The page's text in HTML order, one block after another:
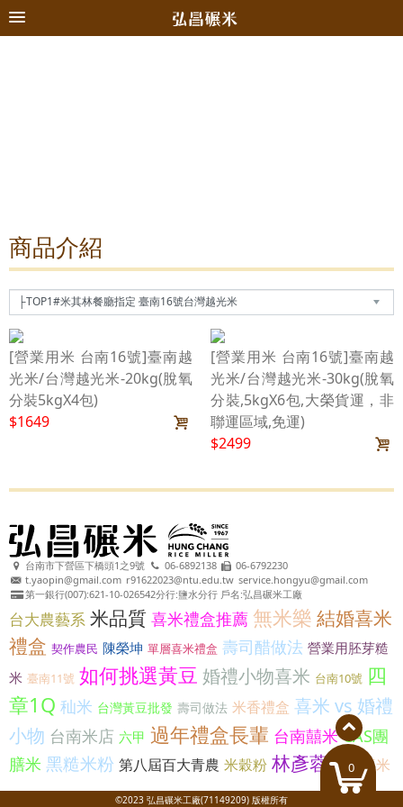
商品介紹
[營業用米 台南16號]臺南越
光米/台灣越光米-20kg(脫氧
分裝5kgX4包)
$1649
[營業用米 台南16號]臺南越
光米/台灣越光米-30kg(脫氧
分裝,5kgX6包,大榮貨運，非
聯運區域,免運)
$2499
台南市下營區下橋頭1之9號 06-6892138
06-6792230
t.yaopin@gmail.com r91622023@ntu.edu.tw service.hongyu@gmail.com
第一銀行(007):621-10-026542分行:鹽水分行 戶名:弘昌碾米工廠
台大農藝系 米品質 喜米禮盒推薦 無米樂 結婚喜米
禮盒 契作農民 陳榮坤 單層喜米禮盒 壽司醋做法 營業用胚芽糙
米 臺南11號 如何挑選黃豆 婚禮小物喜米 台南10號 四
章1Q 秈米 台灣黃豆批發 壽司做法 米香禮盒 喜米 vs 婚禮
小物 台南米店 六甲 過年禮盒長輩 台南囍米 CAS團
膳米 黑糙米粉 第八屆百大青農 米穀粉 林彥蓉 布包喜米
©2023 弘昌碾米工廠(71149209) 版權所有
0